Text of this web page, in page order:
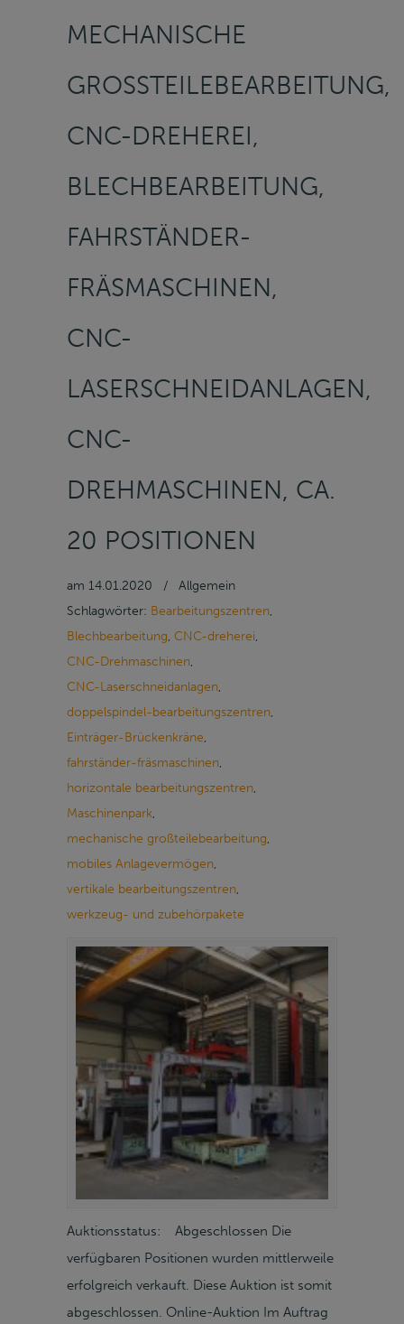
MECHANISCHE
GROSSTEILEBEARBEITUNG, C
NC-DREHEREI, B
LECHBEARBEITUNG, F
AHRSTÄNDER-F
RÄSMASCHINEN, C
NC-L
ASERSCHNEIDANLAGEN, C
NC-D
REHMASCHINEN, CA. 2
0 POSITIONEN
am 14.01.2020 /
Allgemein
Schlagwörter: Bearbeitungszentren,
Blechbearbeitung, CNC-dreherei,
CNC-Drehmaschinen,
CNC-Laserschneidanlagen,
doppelspindel-bearbeitungszentren,
Einträger-Brückenkräne,
fahrständer-fräsmaschinen,
horizontale bearbeitungszentren,
Maschinenpark,
mechanische großteilebearbeitung,
mobiles Anlagevermögen,
vertikale bearbeitungszentren,
werkzeug- und zubehörpakete
Auktionsstatus: Abgeschlossen Die
verfügbaren Positionen wurden mittlerweile
erfolgreich verkauft. Diese Auktion ist somit
abgeschlossen. Online-Auktion Im Auftrag